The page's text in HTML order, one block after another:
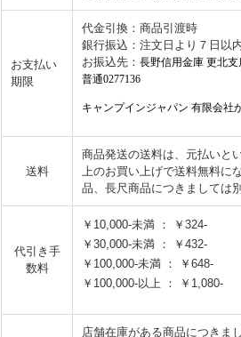
お支払い
期限
代金引換：商品引渡時
銀行振込：注文日より７日以
お振込先： 長野信用金庫 更北支
普通0277136
キャンプインジャパン 有限会社
送料
商品発送の送料は、元払いと
上のお買い上げで送料無料に
品、長尺商品につきましては
代引き手
数料
￥10,000-未満 ： ￥324-
￥30,000-未満 ： ￥432-
￥100,000-未満 ： ￥648-
￥100,000-以上 ： ￥1,080-
店舗在庫がある商品につきま